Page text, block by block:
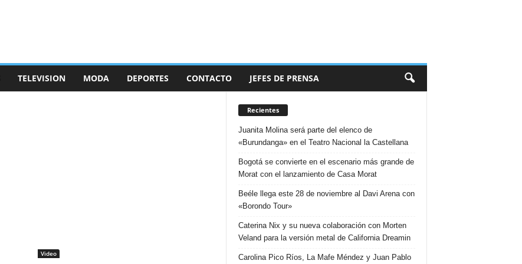
TELEVISION MODA DEPORTES CONTACTO JEFES DE PRENSA
Video
Recientes
Juanita Molina será parte del elenco de
«Burundanga» en el Teatro Nacional la Castellana
Bogotá se convierte en el escenario más grande de
Morat con el lanzamiento de Casa Morat
Beéle llega este 28 de noviembre al Davi Arena con
«Borondo Tour»
Caterina Nix y su nueva colaboración con Morten
Veland para la versión metal de California Dreamin
Carolina Pico Ríos, La Mafe Méndez y Juan Pablo